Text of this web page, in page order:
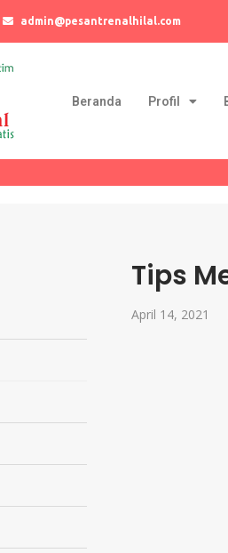
admin@pesantrenalhilal.com
Beranda Profil
Tips
April 14, 2021